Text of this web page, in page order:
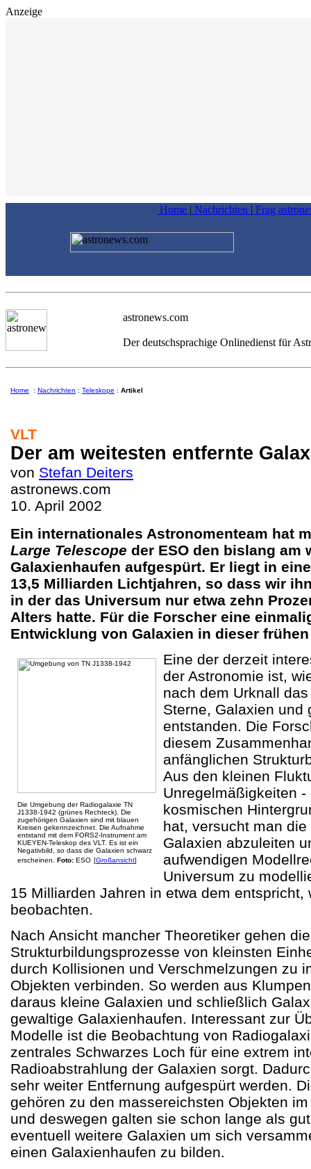
Anzeige
Home | Nachrichten | Frag
astronews.com
Der deutschsprachige Onlinedienst für
Home : Nachrichten : Teleskope : Artikel
VLT
Der am weitesten entfernte
von Stefan Deiters
astronews.com
10. April 2002
Ein internationales Astronomenteam hat
Large Telescope der ESO den bislang am
Galaxienhaufen aufgespürt. Er liegt in
13,5 Milliarden Lichtjahren, so dass wir
in der das Universum nur etwa zehn
Alters hatte. Für die Forscher eine
Entwicklung von Galaxien in dieser
Die Umgebung der Radiogalaxie TN
J1338-1942 (grünes Rechteck). Die
zugehörigen Galaxien sind mit blauen
Kreisen gekennzeichnet. Die Aufnahme
entstand mit dem FORS2-Instrument am
KUEYEN-Teleskop des VLT. Es ist ein
Negativbild, so dass die Galaxien schwarz
erscheinen. Foto: ESO [Großansicht]
Eine der derzeit
der Astronomie ist,
nach dem Urknall
Sterne, Galaxien und
entstanden. Die
diesem
anfänglichen
Aus den kleinen
Unregelmäßigkeiten
kosmischen
hat, versucht man
Galaxien abzuleiten
aufwendigen
Universum zu
15 Milliarden Jahren in etwa dem entspricht,
beobachten.
Nach Ansicht mancher Theoretiker gehen
Strukturbildungsprozesse von kleinsten
durch Kollisionen und Verschmelzungen zu
Objekten verbinden. So werden aus
daraus kleine Galaxien und schließlich
gewaltige Galaxienhaufen. Interessant zur
Modelle ist die Beobachtung von
zentrales Schwarzes Loch für eine extrem
Radioabstrahlung der Galaxien sorgt.
sehr weiter Entfernung aufgespürt werden.
gehören zu den massereichsten Objekten
und deswegen galten sie schon lange als
eventuell weitere Galaxien um sich
einen Galaxienhaufen zu bilden.